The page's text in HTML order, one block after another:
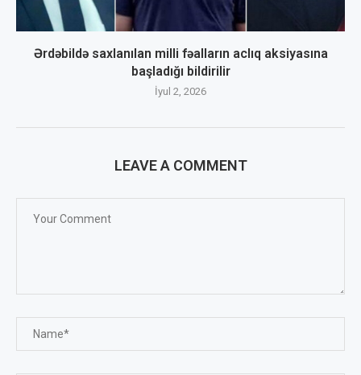
Ərdəbildə saxlanılan milli fəalların aclıq aksiyasına
başladığı bildirilir
İyul 2, 2026
LEAVE A COMMENT